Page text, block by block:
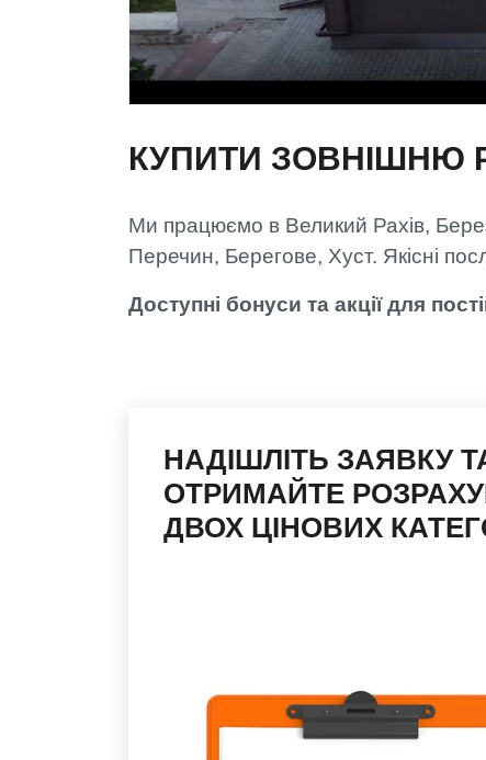
КУПИТИ ЗОВНІШНЮ
Ми працюємо в Великий Рахів,
Перечин, Берегове, Хуст. Якісні
Доступні бонуси та акції для
НАДІШЛІТЬ ЗАЯВКУ
ОТРИМАЙТЕ
ДВОХ ЦІНОВИХ